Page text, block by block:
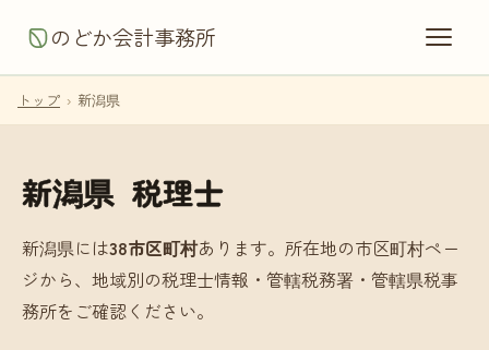
のどか会計事務所
トップ › 新潟県
新潟県 税理士
新潟県には38市区町村あります。所在地の市区町村ペー
ジから、地域別の税理士情報・管轄税務署・管轄県税事
務所をご確認ください。